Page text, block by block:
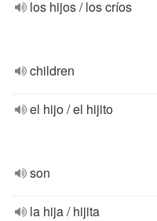
los hijos / los críos
children
el hijo / el hijito
son
la hija / hijita